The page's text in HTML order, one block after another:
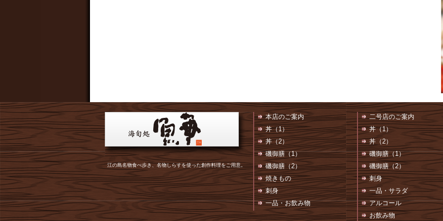
江の島名物食べ歩き、名物しらすを使った創作料理をご用意。
本店のご案内
丼（1）
丼（2）
磯御膳（1）
磯御膳（2）
焼きもの
刺身
一品・お飲み物
二号店のご案内
丼（1）
丼（2）
磯御膳（1）
磯御膳（2）
刺身
一品・サラダ
アルコール
お飲み物